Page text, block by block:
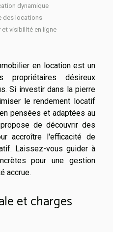
dynamique
des locations
visibilité en ligne
en location est un
propriétaires désireux
Si investir dans la pierre
le rendement locatif
pensées et adaptées au
de découvrir des
accroître l'efficacité de
Laissez-vous guider à
pour une gestion
accrue.
et charges